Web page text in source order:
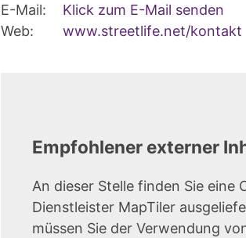
E-Mail:
Klick zum E-Mail senden
Web:
www.streetlife.net/kontakt
Empfohlener externer
An dieser Stelle finden Sie
Dienstleister MapTiler
müssen Sie der Verwendung